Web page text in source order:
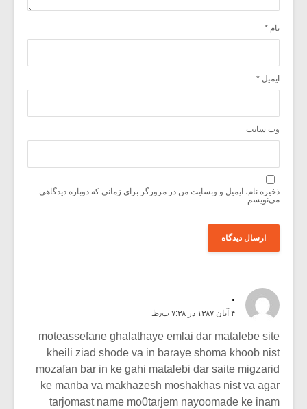
نام *
ایمیل *
وب‌ سایت
ذخیره نام، ایمیل و وبسایت من در مرورگر برای زمانی که دوباره دیدگاهی
می‌نویسم.
.
۴ آبان ۱۳۸۷ در ۷:۳۸ ب٫ظ
moteassefane ghalathaye emlai dar matalebe site
kheili ziad shode va in baraye shoma khoob nist
mozafan bar in ke gahi matalebi dar saite migzarid
ke manba va makhazesh moshakhas nist va agar
tarjomast name mo0tarjem nayoomade ke inam